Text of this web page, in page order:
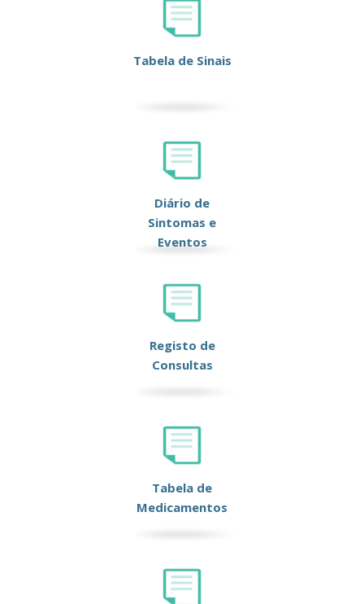
Tabela de Sinais
Diário de
Sintomas e
Eventos
Registo de
Consultas
Tabela de
Medicamentos